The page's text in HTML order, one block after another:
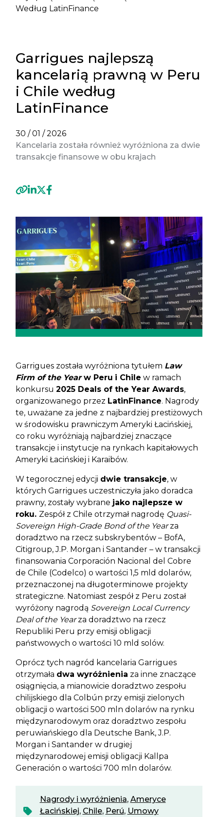
Według LatinFinance
Garrigues najlepszą
kancelarią prawną w Peru
i Chile według
LatinFinance
30 / 01 / 2026
Kancelaria została również wyróżniona za dwie
transakcje finansowe w obu krajach
Garrigues została wyróżniona tytułem Law
Firm of the Yearw Peru i Chile w ramach
konkursu 2025 Deals of the Year Awards,
organizowanego przez LatinFinance. Nagrody
te, uważane za jedne z najbardziej prestiżowych
w środowisku prawniczym Ameryki Łacińskiej,
co roku wyróżniają najbardziej znaczące
transakcje i instytucje na rynkach kapitałowych
Ameryki Łacińskiej i Karaibów.
W tegorocznej edycji dwie transakcje, w
których Garrigues uczestniczyła jako doradca
prawny, zostały wybrane jako najlepsze w
roku. Zespół z Chile otrzymał nagrodę Quasi-
Sovereign High-Grade Bond of the Yearza
doradztwo na rzecz subskrybentów – BofA,
Citigroup, J.P. Morgan i Santander – w transakcji
finansowania Corporación Nacional del Cobre
de Chile (Codelco) o wartości 1,5 mld dolarów,
przeznaczonej na długoterminowe projekty
strategiczne. Natomiast zespół z Peru został
wyróżony nagrodą Sovereign Local Currency
Deal of the Yearza doradztwo na rzecz
Republiki Peru przy emisji obligacji
państwowych o wartości 10 mld solów.
Oprócz tych nagród kancelaria Garrigues
otrzymała dwa wyróżnienia za inne znaczące
osiągnięcia, a mianowicie doradztwo zespołu
chilijskiego dla Colbún przy emisji zielonych
obligacji o wartości 500 mln dolarów na rynku
międzynarodowym oraz doradztwo zespołu
peruwiańskiego dla Deutsche Bank, J.P.
Morgan i Santander w drugiej
międzynarodowej emisji obligacji Kallpa
Generación o wartości 700 mln dolarów.
Nagrody i wyróżnienia, Ameryce
Łacińskiej, Chile, Perú, Umowy